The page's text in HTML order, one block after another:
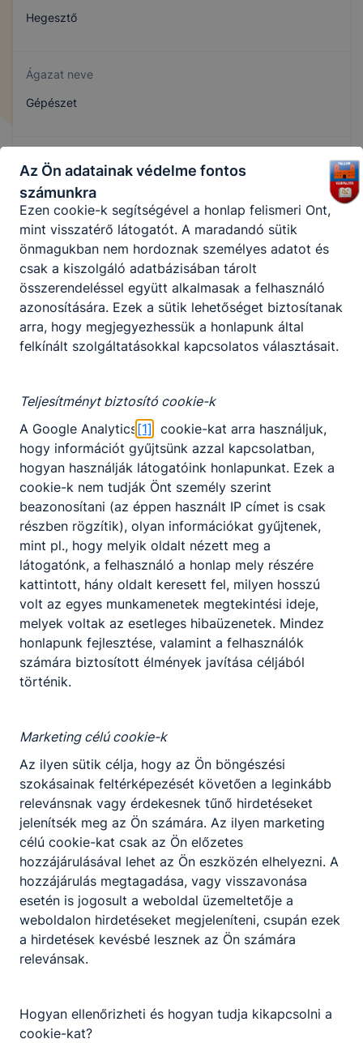
Hegesztő
Ágazat neve
Gépészet
Szakmajegyzék száma
407151008
Képzés időtartama
3 év
Választható szakmairányok:
Nem válaszható
KKK letöltése (pdf)
PTT letöltése (pdf)
Okleveles technikusképzés
Nem
Gépészet ágazat képzése, amely szakképzettség
megszerzésével zárul. A hegesztő különálló
szerkezeti elemként készült gépalkatrészeket,
szerkezeti elemeket egymáshoz rögzít, különféle
hegesztési technikák, eljárások alkalmazásával. A
hegesztés során a munkadarabokat hővel,
nyomással vagy mindkettővel egyesíti oly módon,
hogy a munkadarabok között nem oldható
kapcsolat jön létre.
Pontos, önálló, szabálykövető magatartással
tanulmányozza és értelmezi a munka tárgyára,
céljára és a technológiára vonatkozó
dokumentumokat. Ismeri és biztonsággal
használja a kézi és kisgépes fémalakító
műveletekhez használatos gépeket,
Ajánlott minden ﬁatal számára, akit érdekel a
kisebb-nagyobb acélszerkezetek, csőhálózatok,
gépelemek, tartályok hegesztése, aki szeret
alkotni, szerszámokat használni.
KOMPETENCIAELVÁRÁS
Kézügyesség, önállóság, felelősségtudat,
csapatban való együttműködés, precizitás,
problémamegoldó képesség.
műszaki rajzokat, szerelési terveket olvas
és értelmezi a kapcsolódó utasításokat,
Az Ön adatainak védelme fontos
számunkra
Ezen cookie-k alkalmazása nélkül nem tudjuk
Használatot elősegítő “maradandó sütik” persistent
A “maradandó sütik” (persistent cookie) a honlap
elhagyását követően is tárolódnak a számítógépen,
notebookon vagy mobileszközön.
Ezen cookie-k segítségével a honlap felismeri Önt,
mint visszatérő látogatót. A maradandó sütik
önmagukban nem hordoznak személyes adatot és
csak a kiszolgáló adatbázisában tárolt
összerendeléssel együtt alkalmasak a felhasználó
azonosítására. Ezek a sütik lehetőséget biztosítanak
arra, hogy megjegyezhessük a honlapunk által
felkínált szolgáltatásokkal kapcsolatos választásait.
Teljesítményt biztosító cookie-k
A Google Analytics [1] cookie-kat arra használjuk,
hogy információt gyűjtsünk azzal kapcsolatban,
hogyan használják látogatóink honlapunkat. Ezek a
cookie-k nem tudják Önt személy szerint
beazonosítani (az éppen használt IP címet is csak
részben rögzítik), olyan információkat gyűjtenek,
mint pl., hogy melyik oldalt nézett meg a
látogatónk, a felhasználó a honlap mely részére
kattintott, hány oldalt keresett fel, milyen hosszú
volt az egyes munkamenetek megtekintési ideje,
melyek voltak az esetleges hibaüzenetek. Mindez
honlapunk fejlesztése, valamint a felhasználók
számára biztosított élmények javítása céljából
történik.
Marketing célú cookie-k
Az ilyen sütik célja, hogy az Ön böngészési
szokásainak feltérképezését követően a leginkább
relevánsnak vagy érdekesnek tűnő hirdetéseket
jelenítsék meg az Ön számára. Az ilyen marketing
célú cookie-kat csak az Ön előzetes
hozzájárulásával lehet az Ön eszközén elhelyezni. A
hozzájárulás megtagadása, vagy visszavonása
esetén is jogosult a weboldal üzemeltetője a
weboldalon hirdetéseket megjeleníteni, csupán ezek
a hirdetések kevésbé lesznek az Ön számára
relevánsak.
Hogyan ellenőrizheti és hogyan tudja kikapcsolni a
cookie-kat?